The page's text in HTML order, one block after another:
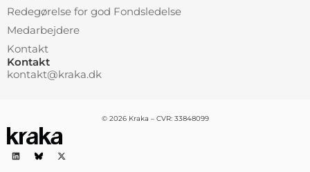
Redegørelse for god Fondsledelse
Medarbejdere
Kontakt
Kontakt
kontakt@kraka.dk
© 2026 Kraka – CVR: 33848099